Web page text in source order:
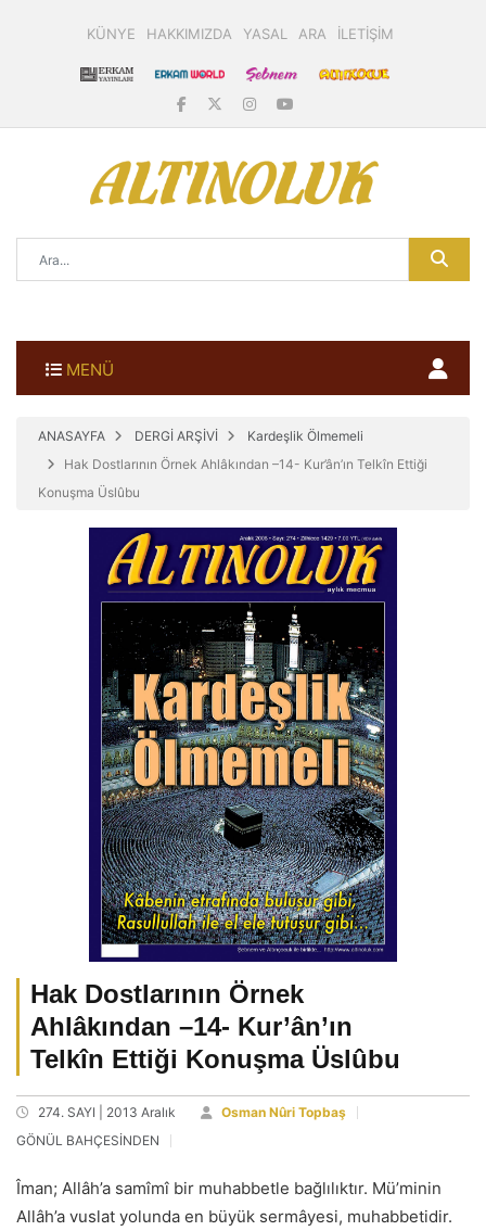
KÜNYE HAKKIMIZDA YASAL ARA İLETİŞİM
MENÜ
ANASAYFA DERGİ ARŞİVİ
Kardeşlik Ölmemeli
Hak Dostlarının Örnek Ahlâkından –14- Kur’ân’ın Telkîn Ettiği
Konuşma Üslûbu
Hak Dostlarının Örnek
Ahlâkından –14- Kur’ân’ın
Telkîn Ettiği Konuşma Üslûbu
274. SAYI | 2013 Aralık
Osman Nûri Topbaş
GÖNÜL BAHÇESİNDEN
Îman; Allâh’a samîmî bir muhabbetle bağlılıktır. Mü’minin
Allâh’a vuslat yolunda en büyük sermâyesi, muhabbetidir.